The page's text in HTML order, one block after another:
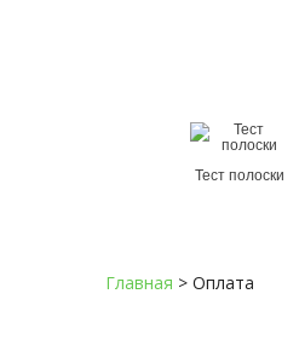
Тест полоски
Главная > Оплата